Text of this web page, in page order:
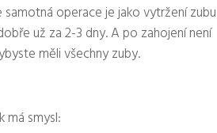
operace je jako vytržení zubu
už za 2-3 dny. A po zahojení není
měli všechny zuby.
má smysl: